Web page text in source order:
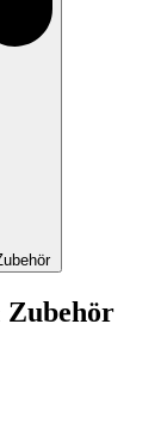
Zubehör